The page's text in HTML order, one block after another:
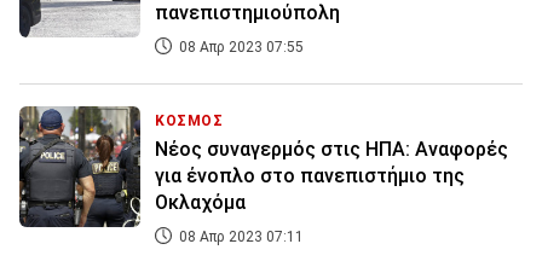
πανεπιστημιούπολη
08 Απρ 2023 07:55
ΚΟΣΜΟΣ
Νέος συναγερμός στις ΗΠΑ: Αναφορές
για ένοπλο στο πανεπιστήμιο της
Οκλαχόμα
08 Απρ 2023 07:11